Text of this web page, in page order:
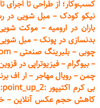
کسب‌وکار؛ از طراحی تا اجرای
نیکو کودک – مبل شویی در
باران در ارومیه–موکت
بدنسازی در پونک–مبل
چوبی – بلبرینگ صنعتی–
–بیوگرام–فیزیوتراپی در
چمن– رویال مهاجر –ار اف
بی کرم اکتیپور :point_up_2:
کاهش حجم عکس آنلاین–